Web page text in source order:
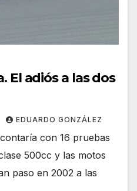
El adiós a las dos
EDUARDO GONZÁLEZ
con 16 pruebas
500cc y las motos
paso en 2002 a las